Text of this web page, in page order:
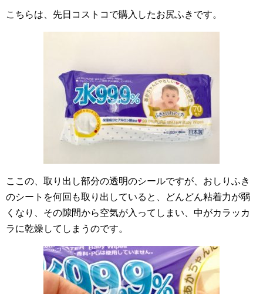
こちらは、先日コストコで購入したお尻ふきです。
ここの、取り出し部分の透明のシールですが、おしりふき
のシートを何回も取り出していると、どんどん粘着力が弱
くなり、その隙間から空気が入ってしまい、中がカラッカ
ラに乾燥してしまうのです。